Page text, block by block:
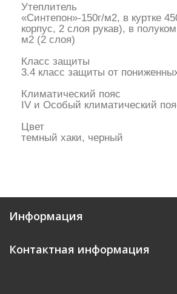
Утеплитель
«Синтепон»-150г/м2, в куртке
корпус, 2 слоя рукав), в
м2 (2 слоя)
Класс защиты
3.4 класс защиты от
Климатический пояс
IV и Особый климатический
Цвет
темный хаки, черный
Информация
Контактная информация